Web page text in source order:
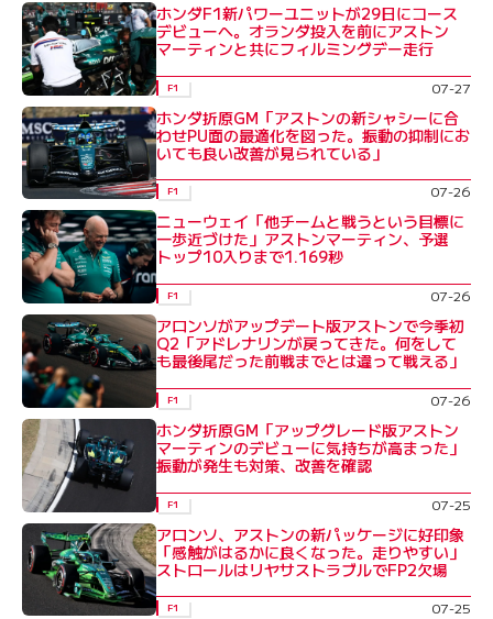
ホンダF1新パワーユニットが29日にコース
デビューへ。オランダ投入を前にアストン
マーティンと共にフィルミングデー走行
F1 07-27
ホンダ折原GM「アストンの新シャシーに合
わせPU面の最適化を図った。振動の抑制にお
いても良い改善が見られている」
F1 07-26
ニューウェイ「他チームと戦うという目標に
一歩近づけた」アストンマーティン、予選
トップ10入りまで1.169秒
F1 07-26
アロンソがアップデート版アストンで今季初
Q2「アドレナリンが戻ってきた。何をして
も最後尾だった前戦までとは違って戦える」
F1 07-26
ホンダ折原GM「アップグレード版アストン
マーティンのデビューに気持ちが高まった」
振動が発生も対策、改善を確認
F1 07-25
アロンソ、アストンの新パッケージに好印象
「感触がはるかに良くなった。走りやすい」
ストロールはリヤサストラブルでFP2欠場
F1 07-25